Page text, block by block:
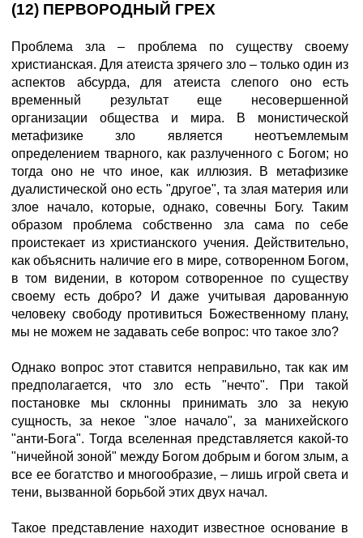
(12) ПЕРВОРОДНЫЙ ГРЕХ
Проблема зла – проблема по существу своему
христианская. Для атеиста зрячего зло – только один из
аспектов абсурда, для атеиста слепого оно есть
временный результат еще несовершенной
организации общества и мира. В монистической
метафизике зло является неотъемлемым
определением тварного, как разлученного с Богом; но
тогда оно не что иное, как иллюзия. В метафизике
дуалистической оно есть "другое", та злая материя или
злое начало, которые, однако, совечны Богу. Таким
образом проблема собственно зла сама по себе
проистекает из христианского учения. Действительно,
как объяснить наличие его в мире, сотворенном Богом,
в том видении, в котором сотворенное по существу
своему есть добро? И даже учитывая дарованную
человеку свободу противиться Божественному плану,
мы не можем не задавать себе вопрос: что такое зло?
Однако вопрос этот ставится неправильно, так как им
предполагается, что зло есть "нечто". При такой
постановке мы склонны принимать зло за некую
сущность, за некое "злое начало", за манихейского
"анти-Бога". Тогда вселенная представляется какой-то
"ничейной зоной" между Богом добрым и богом злым, а
все ее богатство и многообразие, – лишь игрой света и
тени, вызванной борьбой этих двух начал.
Такое представление находит известное основание в